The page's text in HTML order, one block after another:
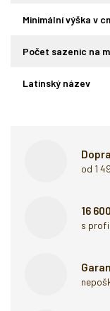
Minimální výška v
Počet sazenic na m
Latinský název
od 1
16
s